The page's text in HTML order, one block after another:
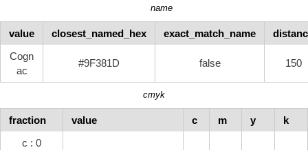
name
value closest_named_hex exact_match_name
Cogn
ac
#9F381D false 150
cmyk
fraction value c m y
k
c : 0